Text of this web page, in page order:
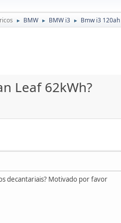
► BMW ► BMW i3 ► Bmw i3
Leaf 62kWh?
decantariais? Motivado por favor